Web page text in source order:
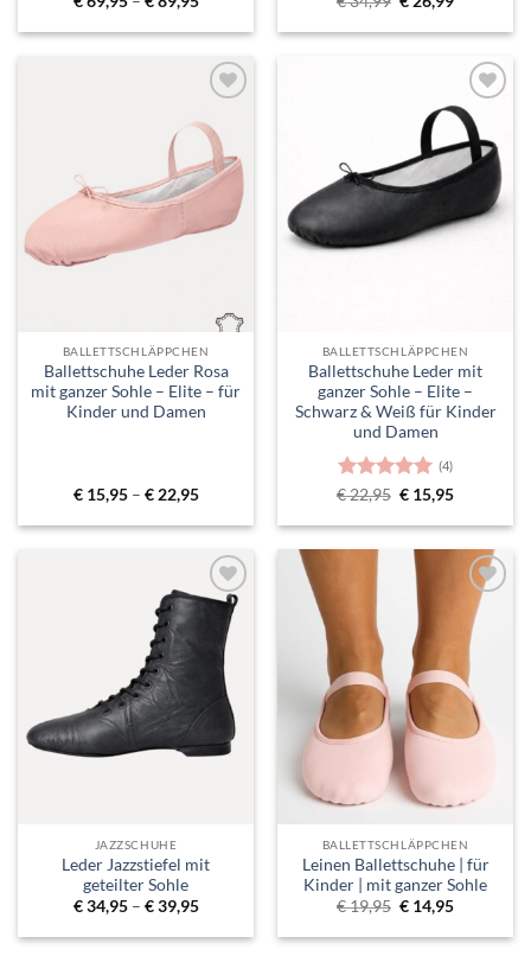
5
bis
Preis
war:
ist:
aan
verlanglijst
BALLETTSCHLÄPPCHEN
Ballettschuhe Leder Rosa
mit ganzer Sohle – Elite – für
Kinder und Damen
€15,95 – €22,95Preisspanne:
bis
Toevoegen
aan
verlanglijst
BALLETTSCHLÄPPCHEN
Ballettschuhe Leder mit
ganzer Sohle – Elite –
Schwarz & Weiß für Kinder
und Damen
Bewertet
5
(4)
€22,95 Ursprünglicher
Preis
war:
€ 15,95Aktueller
ist:
Toevoegen
verlanglijst
JAZZSCHUHE
Leder Jazzstiefel mit
geteilter Sohle
€34,95 – €39,95Preisspanne:
bis
Toevoegen
aan
verlanglijst
BALLETTSCHLÄPPCHEN
Leinen Ballettschuhe | für
Kinder | mit ganzer Sohle
€19,95 Ursprünglicher
Preis
war:
€ 14,95Aktueller
ist: